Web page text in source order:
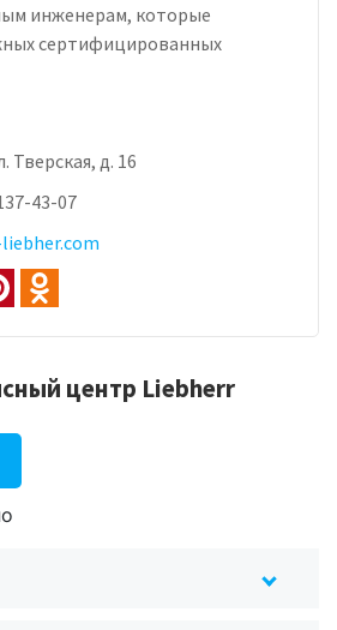
инженерам, которые
сертифицированных
Тверская, д. 16
43-07
центр Liebherr